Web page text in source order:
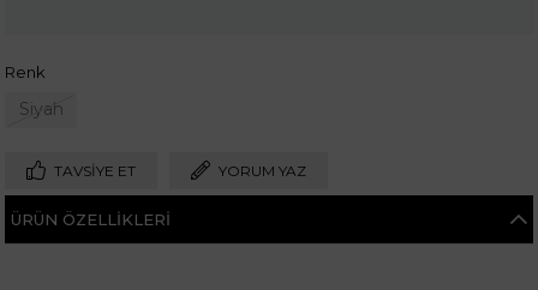
Renk
Siyah
TAVSIYE ET YORUM YAZ
ÜRÜN ÖZELLIKLERI